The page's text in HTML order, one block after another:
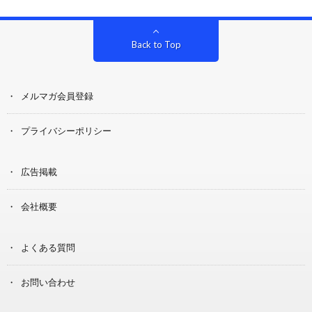
Back to Top
メルマガ会員登録
プライバシーポリシー
広告掲載
会社概要
よくある質問
お問い合わせ